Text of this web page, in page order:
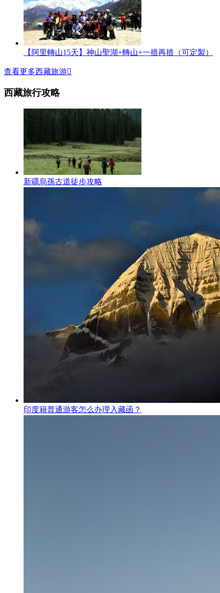
【阿里轉山15天】神山聖湖+轉山+一措再措（可定製）
查看更多西藏旅游
西藏旅行攻略
新疆烏孫古道徒步攻略
印度籍普通游客怎么办理入藏函？